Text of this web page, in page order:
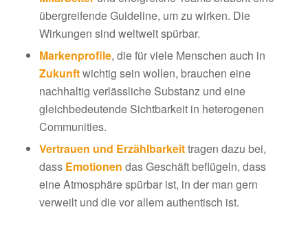
übergreifende Guideline, um zu wirken. Die
Wirkungen sind weltweit spürbar.
Markenprofile, die für viele Menschen auch in
Zukunftwichtig sein wollen, brauchen eine
nachhaltig verlässliche Substanz und eine
gleichbedeutende Sichtbarkeit in heterogenen
Communities.
Vertrauen und Erzählbarkeittragen dazu bei,
dass Emotionen das Geschäft beflügeln, dass
eine Atmosphäre spürbar ist, in der man gern
verweilt und die vor allem authentisch ist.